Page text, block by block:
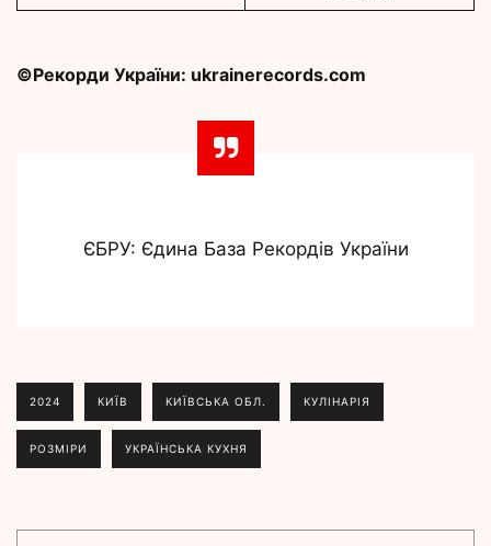
©Рекорди України: ukrainerecords.com
ЄБРУ: Єдина База Рекордів України
2024 КИЇВ КИЇВСЬКА ОБЛ. КУЛІНАРІЯ
РОЗМІРИ УКРАЇНСЬКА КУХНЯ